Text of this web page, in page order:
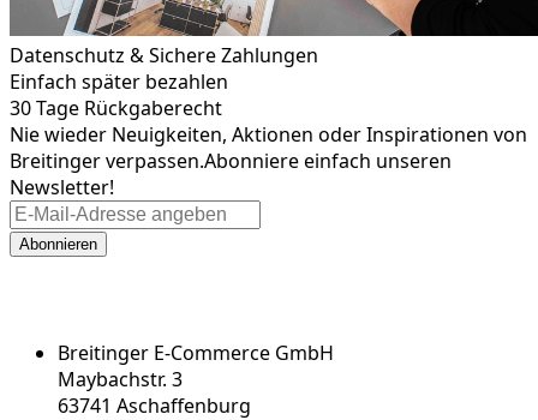
Datenschutz & Sichere Zahlungen
Einfach später bezahlen
30 Tage Rückgaberecht
Nie wieder Neuigkeiten, Aktionen oder Inspirationen von
Breitinger verpassen.Abonniere einfach unseren
Newsletter!
Abonnieren
Breitinger E-Commerce GmbH
Maybachstr. 3
63741 Aschaffenburg